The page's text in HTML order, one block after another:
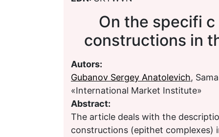
On the specifi
constructions in
Autors:
Gubanov Sergey Anatolevich,
«International Market Institute»
Abstract:
The article deals with the
constructions (epithet complexes)